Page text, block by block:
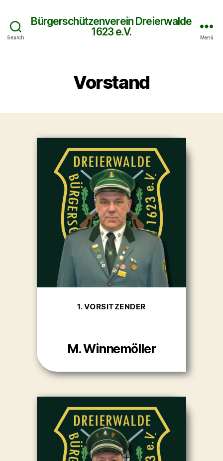
Search
Bürgerschützenverein Dreierwalde
1623 e.V.
Menü
Vorstand
1. VORSITZENDER
M. Winnemöller